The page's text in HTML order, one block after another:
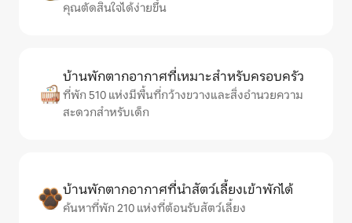
คุณตัดสินใจได้ง่ายขึ้น
บ้านพักตากอากาศที่เหมาะสำหรับครอบครัว
ที่พัก 510 แห่งมีพื้นที่กว้างขวางและสิ่งอำนวยความ
สะดวกสำหรับเด็ก
บ้านพักตากอากาศที่นำสัตว์เลี้ยงเข้าพักได้
ค้นหาที่พัก 210 แห่งที่ต้อนรับสัตว์เลี้ยง